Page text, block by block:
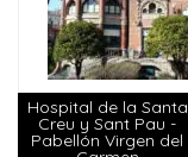
Hospital de la Santa
Creu y Sant Pau -
Pabellón Virgen del